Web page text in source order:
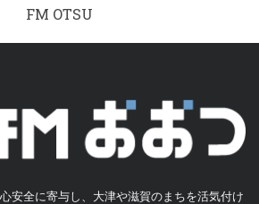
FM OTSU
安全に寄与し、大津や滋賀のまちを活気付け